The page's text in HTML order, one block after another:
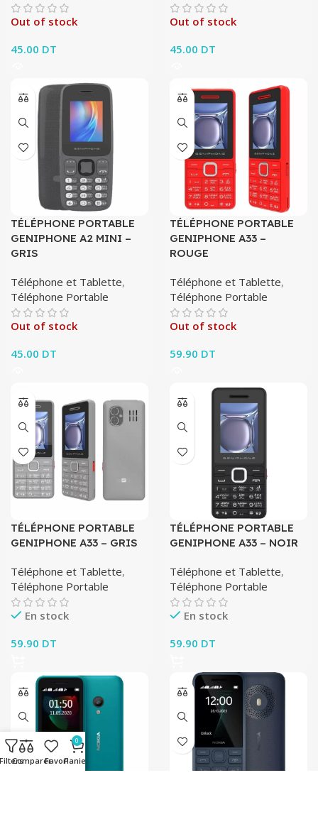
Out of stock
45.00 DT
Out of stock
45.00 DT
TÉLÉPHONE PORTABLE
GENIPHONE A2 MINI –
GRIS
Téléphone et Tablette,
Téléphone Portable
Out of stock
45.00 DT
TÉLÉPHONE PORTABLE
GENIPHONE A33 –
ROUGE
Téléphone et Tablette,
Téléphone Portable
Out of stock
59.90 DT
TÉLÉPHONE PORTABLE
GENIPHONE A33 – GRIS
Téléphone et Tablette,
Téléphone Portable
En stock
59.90 DT
TÉLÉPHONE PORTABLE
GENIPHONE A33 – NOIR
Téléphone et Tablette,
Téléphone Portable
En stock
59.90 DT
FiltersComparerFavori
0
Panier